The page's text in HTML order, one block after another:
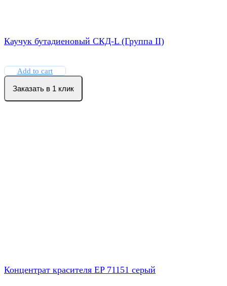
Каучук бутадиеновый СКД-L (Группа II)
Add to cart
Заказать в 1 клик
Концентрат красителя EP 71151 серый